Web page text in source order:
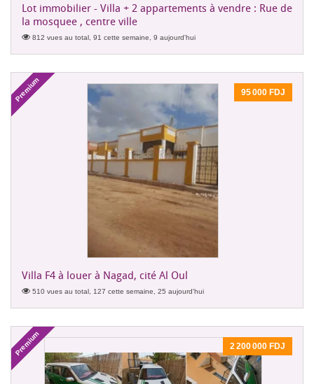
Lot immobilier - Villa + 2 appartements à vendre : Rue de
la mosquee , centre ville
812 vues au total, 91 cette semaine, 9 aujourd'hui
Premium 95 000 FDJ
Villa F4 à louer à Nagad, cité Al Oul
510 vues au total, 127 cette semaine, 25 aujourd'hui
Premium 2 200 000 FDJ